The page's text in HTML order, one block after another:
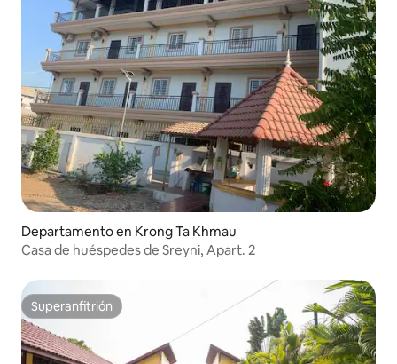
Departamento en Krong Ta Khmau
Casa de huéspedes de Sreyni, Apart. 2
Superanfitrión
Superanfitrión